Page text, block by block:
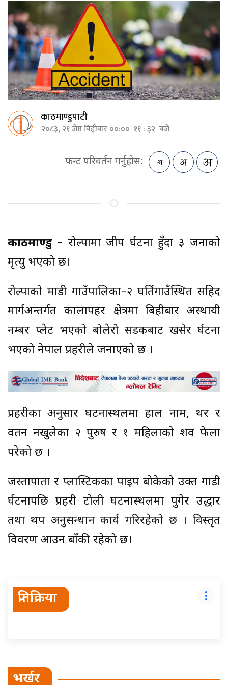
काठमाण्डुपाटी
२०८३, २१ जेष्ठ बिहीबार ००:०० ११ : ३२ बजे
फन्ट परिवर्तन गर्नुहोस:
काठमाण्डु – रोल्पामा जीप दुर्घटना हुँदा ३ जनाको
मृत्यु भएको छ।
रोल्पाको माडी गाउँपालिका–२ घर्तिगाउँस्थित सहिद
मार्गअन्तर्गत कालापहर क्षेत्रमा बिहीबार अस्थायी
नम्बर प्लेट भएको बोलेरो सडकबाट खसेर दुर्घटना
भएको नेपाल प्रहरीले जनाएको छ ।
प्रहरीका अनुसार घटनास्थलमा हाल नाम, थर र
वतन नखुलेका २ पुरुष र १ महिलाको शव फेला
परेको छ ।
जस्तापाता र प्लास्टिकका पाइप बोकेको उक्त गाडी
दुर्घटनापछि प्रहरी टोली घटनास्थलमा पुगेर उद्धार
तथा थप अनुसन्धान कार्य गरिरहेको छ । विस्तृत
विवरण आउन बाँकी रहेको छ।
प्रतिक्रिया
भर्खर